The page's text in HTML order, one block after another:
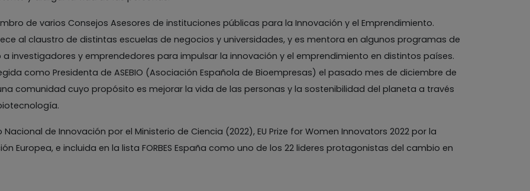
de varios Consejos Asesores de instituciones públicas para la Innovación y el Emprendimiento.
al claustro de distintas escuelas de negocios y universidades, y es mentora en algunos programas de
investigadores y emprendedores para impulsar la innovación y el emprendimiento en distintos países.
como Presidenta de ASEBIO (Asociación Española de Bioempresas) el pasado mes de diciembre de
comunidad cuyo propósito es mejorar la vida de las personas y la sostenibilidad del planeta a través
Nacional de Innovación por el Ministerio de Ciencia (2022), EU Prize for Women Innovators 2022 por la
Europea, e incluida en la lista FORBES España como uno de los 22 lideres protagonistas del cambio en